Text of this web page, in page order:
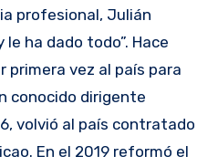
profesional, Julián
le ha dado todo”. Hace
primera vez al país para
conocido dirigente
volvió al país contratado
En el 2019 reformó el